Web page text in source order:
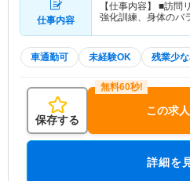
仕事内容
【仕事内容】 ■訪
強化訓練、身体のバ
車通勤可 未経験OK 残業少
保存する
この求
詳細を